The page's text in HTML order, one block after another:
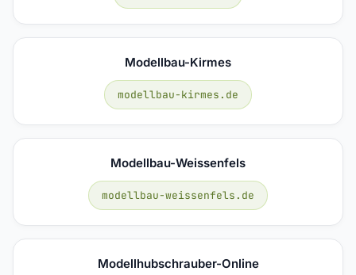
Modellbau-Kirmes
modellbau-kirmes.de
Modellbau-Weissenfels
modellbau-weissenfels.de
Modellhubschrauber-Online